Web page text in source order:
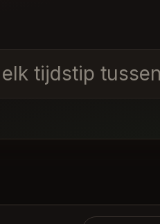
tijdstip tussen